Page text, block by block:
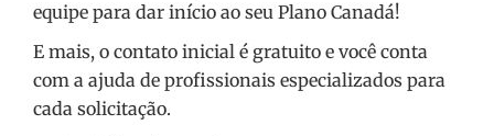
equipe para dar início ao seu Plano Canadá!
E mais, o contato inicial é gratuito e você conta
com a ajuda de profissionais especializados para
cada solicitação.